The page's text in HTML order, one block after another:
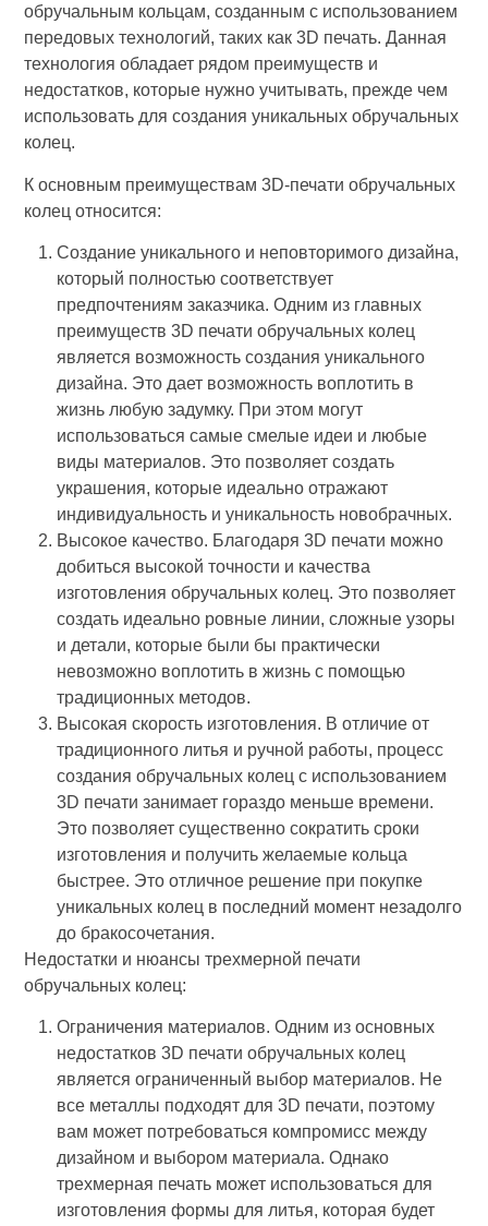
обручальным кольцам, созданным с использованием
передовых технологий, таких как 3D печать. Данная
технология обладает рядом преимуществ и
недостатков, которые нужно учитывать, прежде чем
использовать для создания уникальных обручальных
колец.
К основным преимуществам 3D-печати обручальных
колец относится:
Создание уникального и неповторимого дизайна,
который полностью соответствует
предпочтениям заказчика. Одним из главных
преимуществ 3D печати обручальных колец
является возможность создания уникального
дизайна. Это дает возможность воплотить в
жизнь любую задумку. При этом могут
использоваться самые смелые идеи и любые
виды материалов. Это позволяет создать
украшения, которые идеально отражают
индивидуальность и уникальность новобрачных.
Высокое качество. Благодаря 3D печати можно
добиться высокой точности и качества
изготовления обручальных колец. Это позволяет
создать идеально ровные линии, сложные узоры
и детали, которые были бы практически
невозможно воплотить в жизнь с помощью
традиционных методов.
Высокая скорость изготовления. В отличие от
традиционного литья и ручной работы, процесс
создания обручальных колец с использованием
3D печати занимает гораздо меньше времени.
Это позволяет существенно сократить сроки
изготовления и получить желаемые кольца
быстрее. Это отличное решение при покупке
уникальных колец в последний момент незадолго
до бракосочетания.
Недостатки и нюансы трехмерной печати
обручальных колец:
Ограничения материалов. Одним из основных
недостатков 3D печати обручальных колец
является ограниченный выбор материалов. Не
все металлы подходят для 3D печати, поэтому
вам может потребоваться компромисс между
дизайном и выбором материала. Однако
трехмерная печать может использоваться для
изготовления формы для литья, которая будет